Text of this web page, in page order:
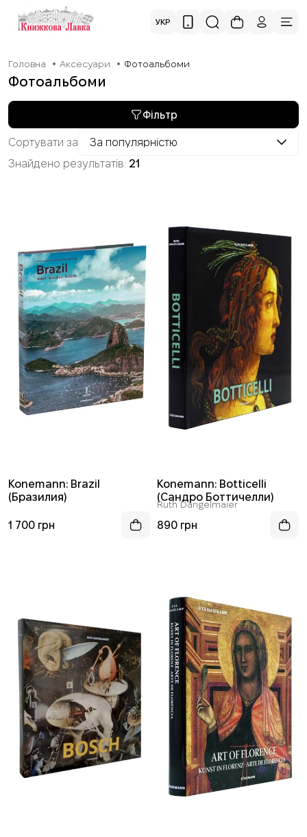
УКР
Головна Аксесуари Фотоальбоми
Фотоальбоми
Знайдено результатів: 21
Сортувати за За популярністю
Фільтр
Konemann: Brazil
(Бразилия)
1 700 грн
Konemann: Botticelli
(Сандро Боттичелли)
Ruth Dangelmaier
890 грн